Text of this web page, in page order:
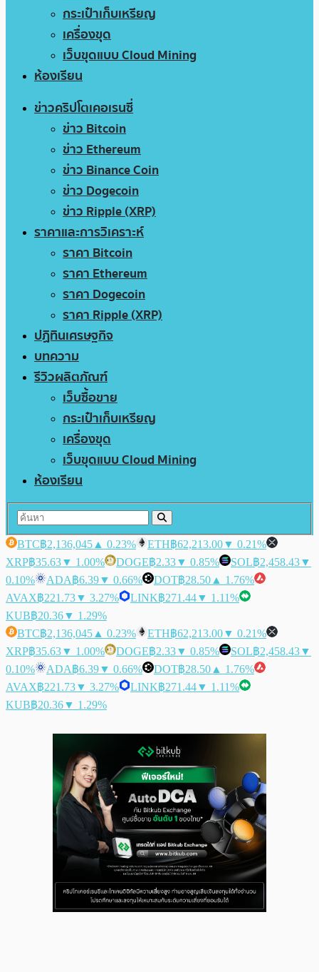
กระเป๋าเก็บเหรียญ
เครื่องขุด
เว็บขุดแบบ Cloud Mining
ห้องเรียน
ข่าวคริปโตเคอเรนซี่
ข่าว Bitcoin
ข่าว Ethereum
ข่าว Binance Coin
ข่าว Dogecoin
ข่าว Ripple (XRP)
ราคาและการวิเคราะห์
ราคา Bitcoin
ราคา Ethereum
ราคา Dogecoin
ราคา Ripple (XRP)
ปฏิทินเศรษฐกิจ
บทความ
รีวิวผลิตภัณฑ์
เว็บซื้อขาย
กระเป๋าเก็บเหรียญ
เครื่องขุด
เว็บขุดแบบ Cloud Mining
ห้องเรียน
BTC฿2,136,045 ▲ 0.23% ETH฿62,213.00▼ 0.21%
XRP฿35.63▼ 1.00% DOGE฿2.33▼ 0.85% SOL฿2,458.43▼
0.10%
ADA฿6.39▼ 0.66% DOT฿28.50 ▲ 1.76%
AVAX฿221.73▼ 3.27% LINK฿271.44▼ 1.11%
KUB฿20.36▼ 1.29%
BTC฿2,136,045 ▲ 0.23% ETH฿62,213.00▼ 0.21%
XRP฿35.63▼ 1.00% DOGE฿2.33▼ 0.85% SOL฿2,458.43▼
0.10%
ADA฿6.39▼ 0.66% DOT฿28.50 ▲ 1.76%
AVAX฿221.73▼ 3.27% LINK฿271.44▼ 1.11%
KUB฿20.36▼ 1.29%